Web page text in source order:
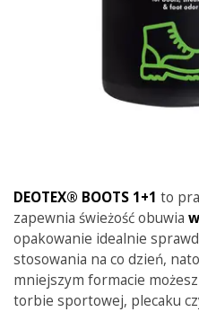
DEOTEX® BOOTS 1+1 to
zapewnia świeżość obuwia
opakowanie idealnie
stosowania na co dzień,
mniejszym formacie
torbie sportowej, plecaku